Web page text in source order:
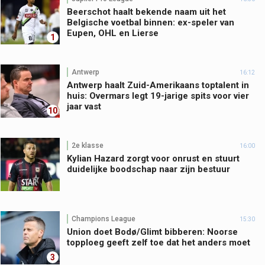
1
Beerschot haalt bekende naam uit het
Belgische voetbal binnen: ex-speler van
Eupen, OHL en Lierse
10
Antwerp 16:12
Antwerp haalt Zuid-Amerikaans toptalent in
huis: Overmars legt 19-jarige spits voor vier
jaar vast
2e klasse 16:00
Kylian Hazard zorgt voor onrust en stuurt
duidelijke boodschap naar zijn bestuur
3
Champions League 15:30
Union doet Bodø/Glimt bibberen: Noorse
topploeg geeft zelf toe dat het anders moet